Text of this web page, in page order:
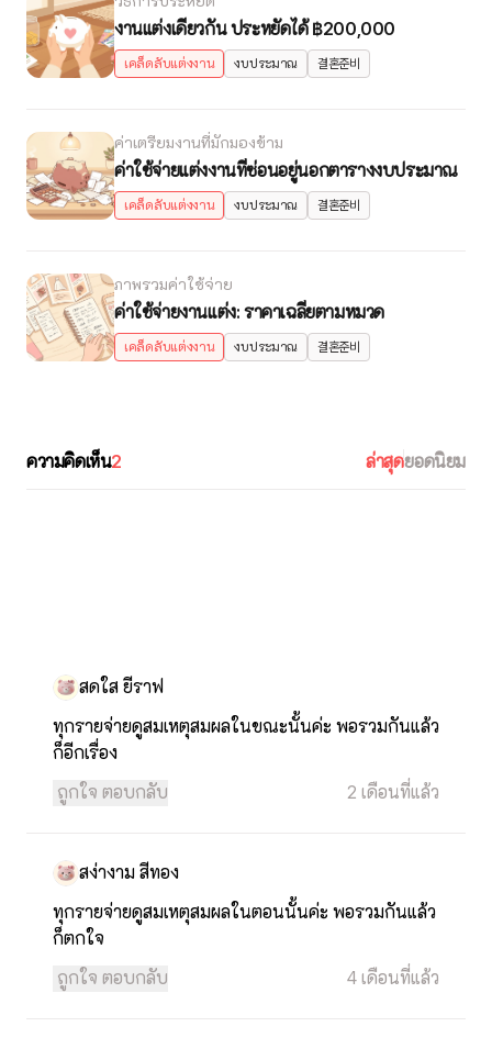
เคล็ดลับแต่งงาน งบประมาณ 결혼준비
งานแต่งเดียวกัน ประหยัดได้ ฿200,000
ค่าเตรียมงานที่มักมองข้าม
เคล็ดลับแต่งงาน งบประมาณ 결혼준비
ค่าใช้จ่ายแต่งงานที่ซ่อนอยู่นอกตารางงบประมาณ
ภาพรวมค่าใช้จ่าย
เคล็ดลับแต่งงาน งบประมาณ 결혼준비
ค่าใช้จ่ายงานแต่ง: ราคาเฉลี่ยตามหมวด
ความคิดเห็น2 ล่าสุดยอดนิยม
สดใส ยีราฟ
ทุกรายจ่ายดูสมเหตุสมผลในขณะนั้นค่ะ พอรวมกันแล้ว
ก็อีกเรื่อง
ถูกใจ ตอบกลับ 2 เดือนที่แล้ว
สง่างาม สีทอง
ทุกรายจ่ายดูสมเหตุสมผลในตอนนั้นค่ะ พอรวมกันแล้ว
ก็ตกใจ
ถูกใจ ตอบกลับ 4 เดือนที่แล้ว